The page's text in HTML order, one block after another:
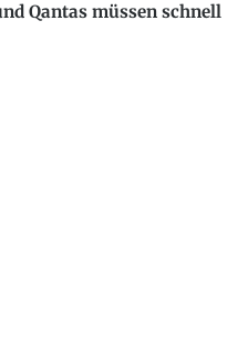
Qantas müssen schnell